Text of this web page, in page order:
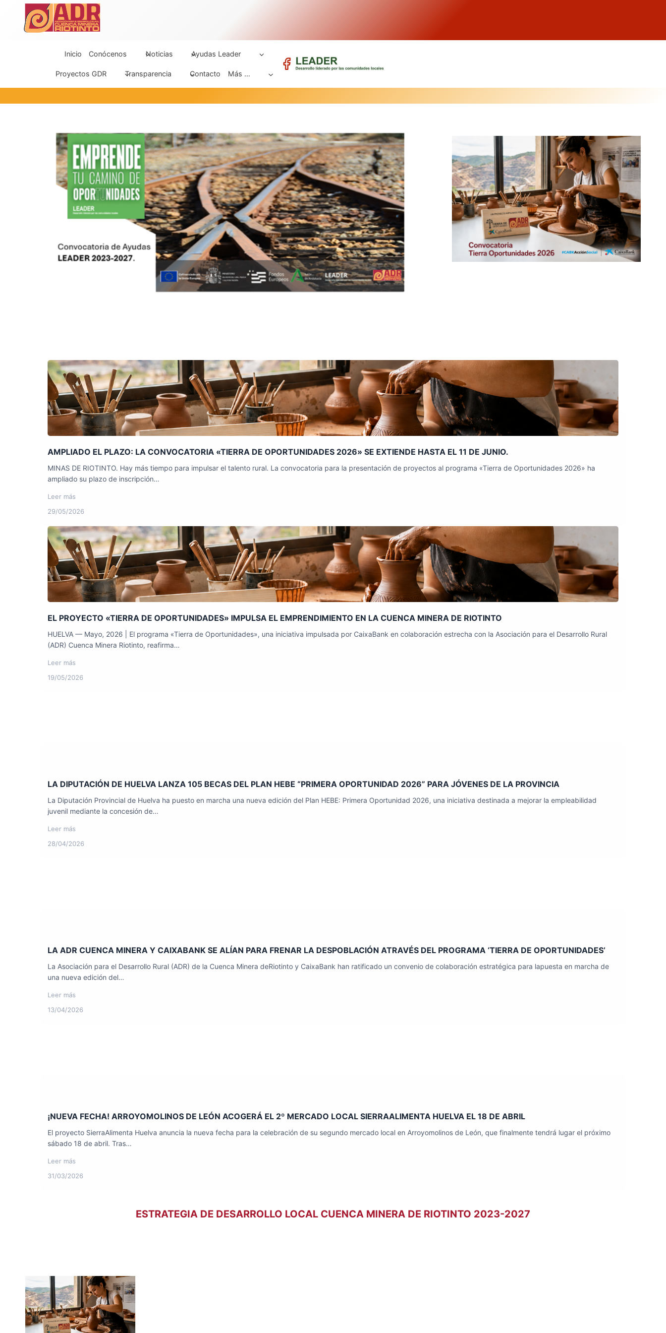
contenido
Inicio Conócenos Noticias Ayudas Leader
Proyectos GDR Transparencia Contacto Más …
AMPLIADO EL PLAZO: LA CONVOCATORIA «TIERRA DE OPORTUNIDADES 2026» SE EXTIENDE HASTA EL 11 DE JUNIO.
MINAS DE RIOTINTO. Hay más tiempo para impulsar el talento rural. La convocatoria para la presentación de proyectos al programa «Tierra de Oportunidades 2026» ha
ampliado su plazo de inscripción…
Leer más
29/05/2026
EL PROYECTO «TIERRA DE OPORTUNIDADES» IMPULSA EL EMPRENDIMIENTO EN LA CUENCA MINERA DE RIOTINTO
HUELVA — Mayo, 2026 | El programa «Tierra de Oportunidades», una iniciativa impulsada por CaixaBank en colaboración estrecha con la Asociación para el Desarrollo Rural
(ADR) Cuenca Minera Riotinto, reafirma…
Leer más
19/05/2026
LA DIPUTACIÓN DE HUELVA LANZA 105 BECAS DEL PLAN HEBE “PRIMERA OPORTUNIDAD 2026” PARA JÓVENES DE LA PROVINCIA
La Diputación Provincial de Huelva ha puesto en marcha una nueva edición del Plan HEBE: Primera Oportunidad 2026, una iniciativa destinada a mejorar la empleabilidad
juvenil mediante la concesión de…
Leer más
28/04/2026
LA ADR CUENCA MINERA Y CAIXABANK SE ALÍAN PARA FRENAR LA DESPOBLACIÓN ATRAVÉS DEL PROGRAMA ‘TIERRA DE OPORTUNIDADES’
La Asociación para el Desarrollo Rural (ADR) de la Cuenca Minera deRiotinto y CaixaBank han ratificado un convenio de colaboración estratégica para lapuesta en marcha de
una nueva edición del…
Leer más
13/04/2026
¡NUEVA FECHA! ARROYOMOLINOS DE LEÓN ACOGERÁ EL 2º MERCADO LOCAL SIERRAALIMENTA HUELVA EL 18 DE ABRIL
El proyecto SierraAlimenta Huelva anuncia la nueva fecha para la celebración de su segundo mercado local en Arroyomolinos de León, que finalmente tendrá lugar el próximo
sábado 18 de abril. Tras…
Leer más
31/03/2026
ESTRATEGIA DE DESARROLLO LOCAL CUENCA MINERA DE RIOTINTO 2023-2027